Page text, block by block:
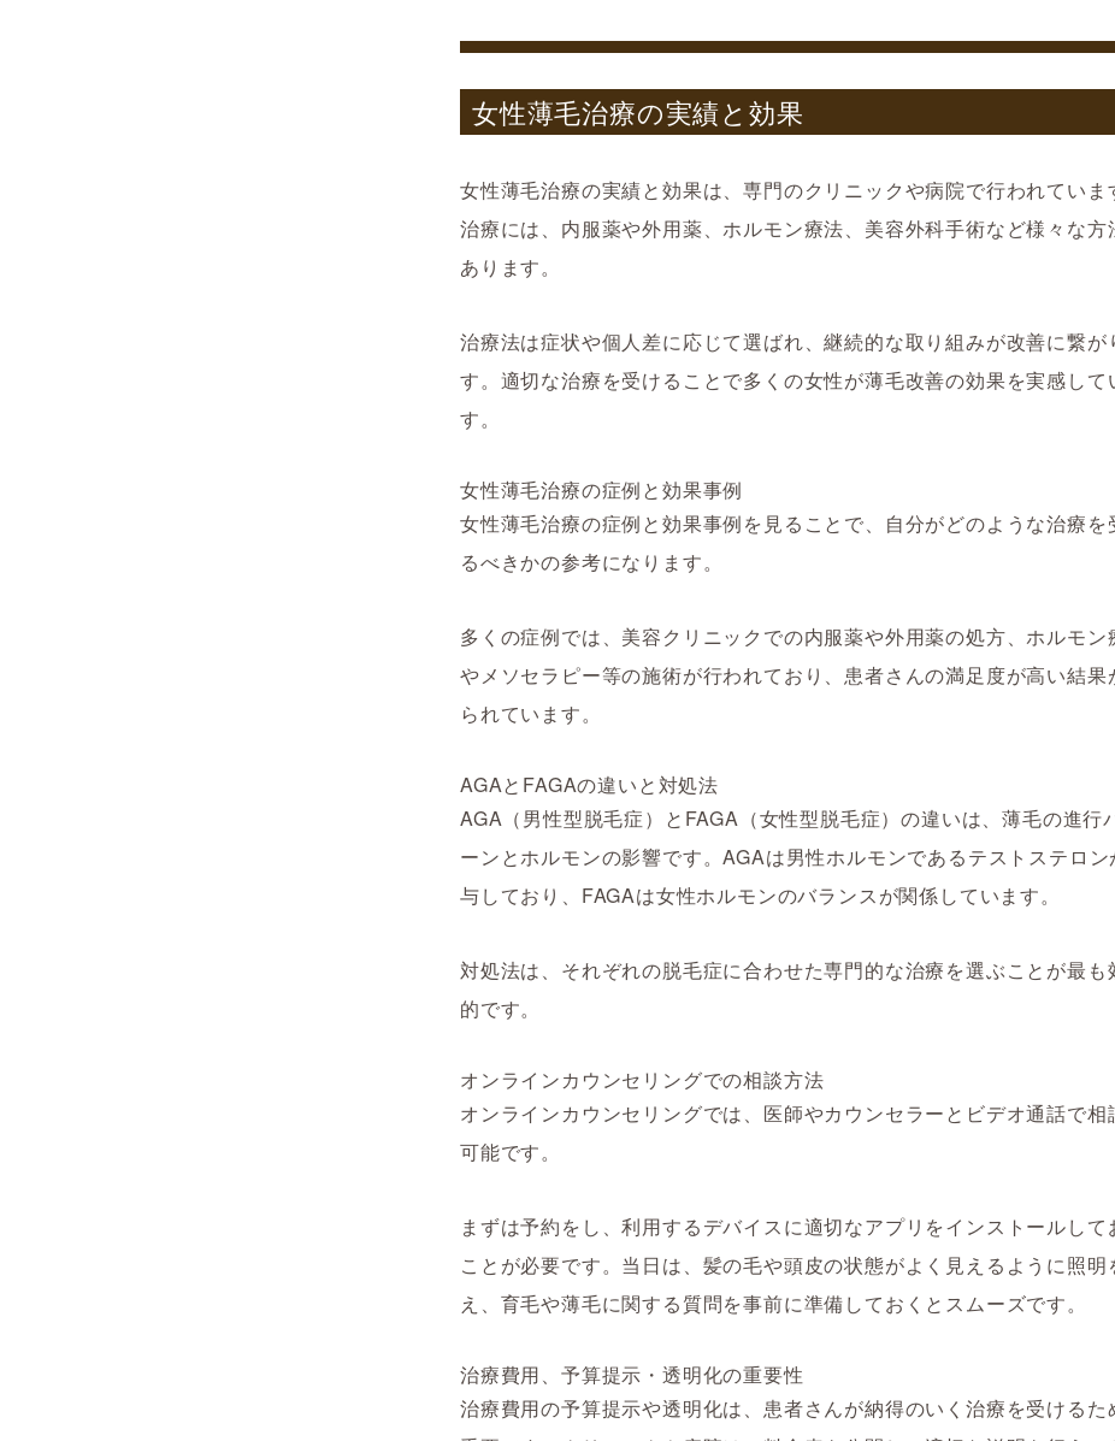
女性薄毛治療の実績と効果
女性薄毛治療の実績と効果は、専門のクリニックや病院で行われていま
治療には、内服薬や外用薬、ホルモン療法、美容外科手術など様々な方
あります。
治療法は症状や個人差に応じて選ばれ、継続的な取り組みが改善に繋が
す。適切な治療を受けることで多くの女性が薄毛改善の効果を実感して
す。
女性薄毛治療の症例と効果事例
女性薄毛治療の症例と効果事例を見ることで、自分がどのような治療を
るべきかの参考になります。
多くの症例では、美容クリニックでの内服薬や外用薬の処方、ホルモン
やメソセラピー等の施術が行われており、患者さんの満足度が高い結果
られています。
AGAとFAGAの違いと対処法
AGA（男性型脱毛症）とFAGA（女性型脱毛症）の違いは、薄毛の進行
ーンとホルモンの影響です。AGAは男性ホルモンであるテストステロン
与しており、FAGAは女性ホルモンのバランスが関係しています。
対処法は、それぞれの脱毛症に合わせた専門的な治療を選ぶことが最も
的です。
オンラインカウンセリングでの相談方法
オンラインカウンセリングでは、医師やカウンセラーとビデオ通話で相
可能です。
まずは予約をし、利用するデバイスに適切なアプリをインストールして
ことが必要です。当日は、髪の毛や頭皮の状態がよく見えるように照明
え、育毛や薄毛に関する質問を事前に準備しておくとスムーズです。
治療費用、予算提示・透明化の重要性
治療費用の予算提示や透明化は、患者さんが納得のいく治療を受けるた